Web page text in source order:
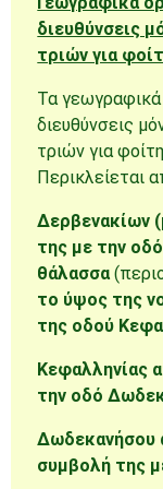
διευθύνσεις
τριών για
Τα γεωγραφικά
διευθύνσεις
τριών για
Περικλείεται
Δερβενακίων
της με την
θάλασσα
το ύψος της
της οδού
Κεφαλληνίας
την οδό
Δωδεκανήσου
συμβολή της